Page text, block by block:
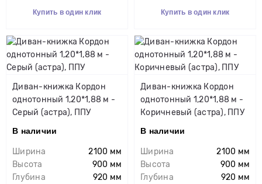
Купить в один клик Купить в один клик
Диван-книжка Кордон
однотонный 1,20*1,88 м -
Серый (астра), ППУ
В наличии
Ширина
2100 мм
Высота
900 мм
Глубина
920 мм
Диван-книжка Кордон
однотонный 1,20*1,88 м -
Коричневый (астра), ППУ
В наличии
Ширина
2100 мм
Высота
900 мм
Глубина
920 мм